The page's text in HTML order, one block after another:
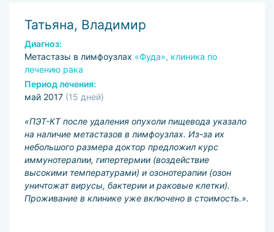
Татьяна, Владимир
Диагноз:
Метастазы в лимфоузлах «Фуда», клиника по
лечению рака
Период лечения:
май 2017 (15 дней)
«ПЭТ-КТ после удаления опухоли пищевода указало
на наличие метастазов в лимфоузлах. Из-за их
небольшого размера доктор предложил курс
иммунотерапии, гипертермии (воздействие
высокими температурами) и озонотерапии (озон
уничтожат вирусы, бактерии и раковые клетки).
Проживание в клинике уже включено в стоимость.».